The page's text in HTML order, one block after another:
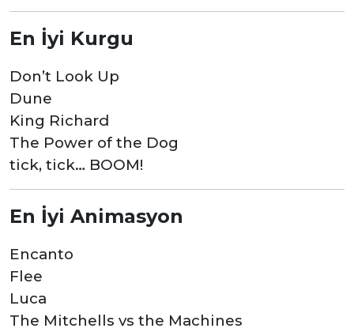
En İyi Kurgu
Don’t Look Up
Dune
King Richard
The Power of the Dog
tick, tick… BOOM!
En İyi Animasyon
Encanto
Flee
Luca
The Mitchells vs the Machines